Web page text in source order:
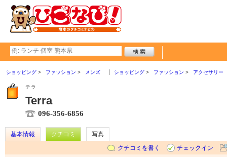
ショッピング ファッション メンズ ショッピング ファッション アクセサリー
テラ
Terra
096-356-6856
基本情報 クチコミ
写真
クチコミを書く
チェックイン